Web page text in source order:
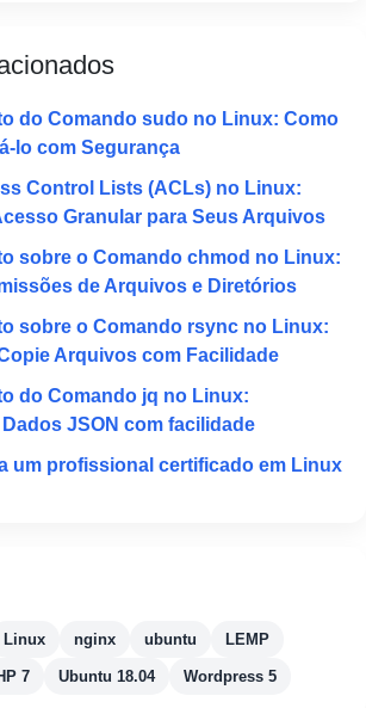
do Comando sudo no Linux: Como
lo com Segurança
Control Lists (ACLs) no Linux:
Granular para Seus Arquivos
sobre o Comando chmod no Linux:
de Arquivos e Diretórios
sobre o Comando rsync no Linux:
Arquivos com Facilidade
do Comando jq no Linux:
JSON com facilidade
um profissional certificado em Linux
Linux nginx ubuntu LEMP
7 Ubuntu 18.04 Wordpress 5